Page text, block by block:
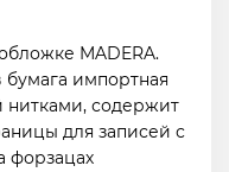
MADERA.
бумага импортная
нитками, содержит
для записей с
форзацах